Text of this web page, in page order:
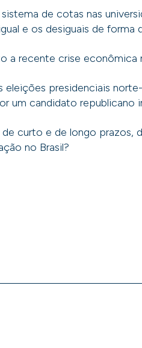
de cotas nas
e os desiguais de forma
a recente crise econômica
eleições presidenciais
um candidato republicano
de curto e de longo prazos,
no Brasil?